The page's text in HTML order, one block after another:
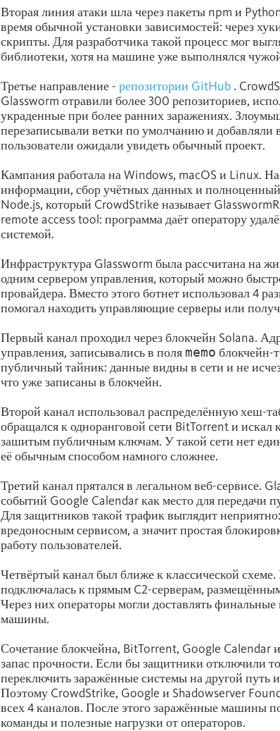
Вторая линия атаки шла через пакеты npm и
время обычной установки зависимостей: через
скрипты. Для разработчика такой процесс мог
библиотеки, хотя на машине уже выполнялся
Третье направление - репозитории GitHub .
Glassworm отравили более 300 репозиториев,
украденные при более ранних заражениях.
перезаписывали ветки по умолчанию и добавляли
пользователи ожидали увидеть обычный проект.
Кампания работала на Windows, macOS и Linux.
информации, сбор учётных данных и полноценный
Node.js, который CrowdStrike называет
remote access tool: программа даёт оператору
системой.
Инфраструктура Glassworm была рассчитана на
одним сервером управления, который можно
провайдера. Вместо этого ботнет использовал 4
помогал находить управляющие серверы или
Первый канал проходил через блокчейн Solana.
управления, записывались в поля memo блокчейн-
публичный тайник: данные видны в сети и не
что уже записаны в блокчейн.
Второй канал использовал распределённую хеш-
обращался к одноранговой сети BitTorrent и
зашитым публичным ключам. У такой сети нет
её обычным способом намного сложнее.
Третий канал прятался в легальном веб-сервисе.
событий Google Calendar как место для передачи
Для защитников такой трафик выглядит
вредоносным сервисом, а значит простая
работу пользователей.
Четвёртый канал был ближе к классической
подключалась к прямым C2-серверам,
Через них операторы могли доставлять
машины.
Сочетание блокчейна, BitTorrent, Google Calendar
запас прочности. Если бы защитники отключили
переключить заражённые системы на другой путь
Поэтому CrowdStrike, Google и Shadowserver
всех 4 каналов. После этого заражённые машины
команды и полезные нагрузки от операторов.